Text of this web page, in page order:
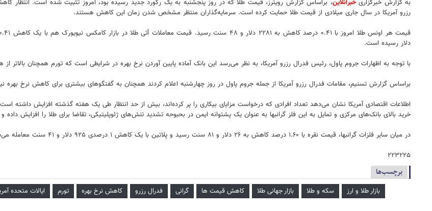
به گزارش خبرگزاریخبرآنلاین، براساس گزارش رویترز، قیمت طلا که در روز پنجشنبه به یک رکورد جدید رسیده بود، امروز تثبیت شده است. انتظار
رزرو آمریکا در سال جاری میلادی از قیمت طلا حمایت کرده است. سرمایه‌گذاران منتظر مشخص شدن زمان این کاهش هستند.
دلار رسیده است.
با توجه به اظهارات جروم پاول، رئیس فدرال رزرو آمریکا، به نظر می‌رسد این بانک آماده پایین آوردن نرخ بهره در شرایطی است که تورم همچنان بالاتر از هدف ۲ درصد بانک مرکزی قرار
براساس گزارش تسنیم، مقامات فدرال رزرو آمریکا از جمله جروم پاول در روز چهارشنبه اعلام کردند همچنان به گفتگوهای بیشتری برای کاهش نرخ بهره
اطلاعات اقتصادی آمریکا نشان می‌دهد تعداد افرادی که درخواست مزایای بیکاری را پر کرده‌اند، بیش از حد انتظار طی یک هفته گذشته افزایش داشته
خرید بالای بانک‌های مرکزی و تمایل به این فلز گرانبها به عنوان یک پشتوانه ایمن در بحبوحه تشدید تنش‌های ژئوپلیتیکی، تقاضا برای طلا را افزایش داده و قیمت آن را بیش از ۲۵ درصد طی ۶
در میان سایر فلزات گرانبها، قیمت نقره با ۱.۶۰ درصد کاهش به ۲۶ دلار و ۸۱ سنت رسید و پلاتین با یک کاهش ۱ درصدی ۹۲۵ دلار و ۴۱ سنت معامله می‌شود.
۲۲۳۲۲۵
برچسب‌ها
بازار طلا و ارز سکه و طلا بازار جهانی طلا کاهش قیمت ها گرانی فدرال رزرو کاهش نرخ بهره تورم ایالات متحده